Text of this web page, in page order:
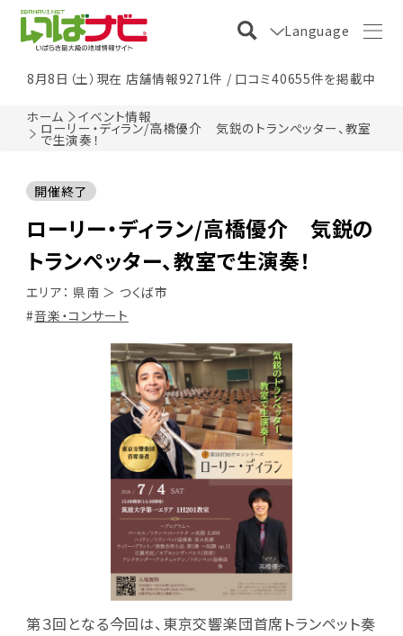
Language
8月8日（土）現在 店舗情報9271件 / 口コミ40655件を掲載中
ホーム イベント情報
ローリー・ディラン/高橋優介 気鋭のトランぺッター、教室
で生演奏！
ローリー・ディラン/高橋優介 気鋭の
トランぺッター、教室で生演奏！
開催終了
エリア： 県南 ＞ つくば市
音楽・コンサート
第３回となる今回は、東京交響楽団首席トランペット奏